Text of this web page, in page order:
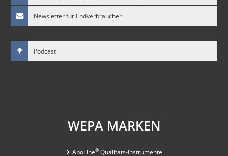
Newsletter für Endverbraucher
Podcast
WEPA MARKEN
ApoLine®Qualitäts-Instrumente